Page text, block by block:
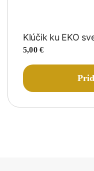
Klúčik ku EKO
5,00€